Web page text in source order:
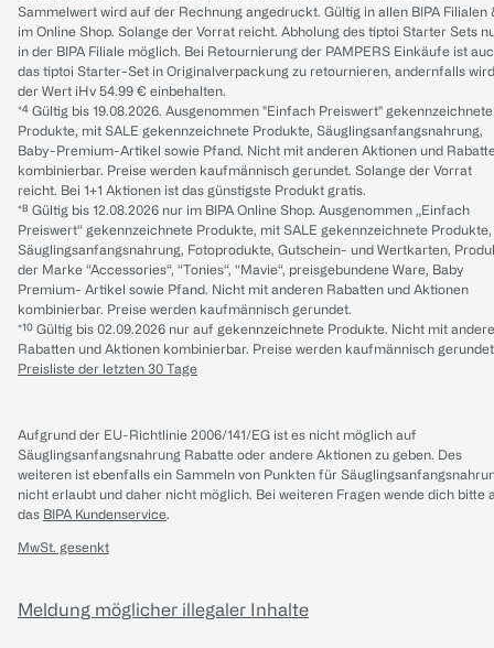
Sammelwert wird auf der Rechnung angedruckt. Gültig in allen BIPA Filialen
im Online Shop. Solange der Vorrat reicht. Abholung des tiptoi Starter Sets
in der BIPA Filiale möglich. Bei Retournierung der PAMPERS Einkäufe ist
das tiptoi Starter-Set in Originalverpackung zu retournieren, andernfalls wird
der Wert iHv 54.99 € einbehalten.
*⁴ Gültig bis 19.08.2026. Ausgenommen "Einfach Preiswert" gekennzeichnete
Produkte, mit SALE gekennzeichnete Produkte, Säuglingsanfangsnahrung,
Baby-Premium-Artikel sowie Pfand. Nicht mit anderen Aktionen und
kombinierbar. Preise werden kaufmännisch gerundet. Solange der Vorrat
reicht. Bei 1+1 Aktionen ist das günstigste Produkt gratis.
*⁸ Gültig bis 12.08.2026 nur im BIPA Online Shop. Ausgenommen „Einfach
Preiswert“ gekennzeichnete Produkte, mit SALE gekennzeichnete Produkte,
Säuglingsanfangsnahrung, Fotoprodukte, Gutschein- und Wertkarten,
der Marke “Accessories“, “Tonies“, “Mavie“, preisgebundene Ware, Baby
Premium- Artikel sowie Pfand. Nicht mit anderen Rabatten und Aktionen
kombinierbar. Preise werden kaufmännisch gerundet.
*¹⁰ Gültig bis 02.09.2026 nur auf gekennzeichnete Produkte. Nicht mit
Rabatten und Aktionen kombinierbar. Preise werden kaufmännisch
Preisliste der letzten 30 Tage
Aufgrund der EU-Richtlinie 2006/141/EG ist es nicht möglich auf
Säuglingsanfangsnahrung Rabatte oder andere Aktionen zu geben. Des
weiteren ist ebenfalls ein Sammeln von Punkten für
nicht erlaubt und daher nicht möglich. Bei weiteren Fragen wende dich bitte
das BIPA Kundenservice.
MwSt. gesenkt
Meldung möglicher illegaler Inhalte